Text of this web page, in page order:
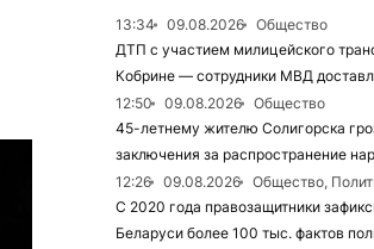
13:34 09.08.2026
Общество
ДТП с участием милицейского
Кобрине — сотрудники МВД
12:50
09.08.2026
Общество
45-летнему жителю Солигорска
заключения за распространение
12:26
09.08.2026
Общество,
С 2020 года правозащитники
Беларуси более 100 тыс. фактов